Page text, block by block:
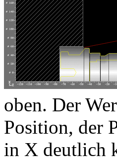
oben. Der
Position, der
in X deutlich